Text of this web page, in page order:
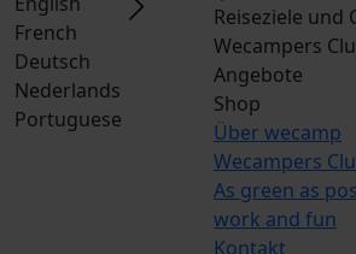
French
Deutsch
Nederlands
Portuguese
Reiseziele und
Wecampers
Angebote
Shop
Über wecamp
Wecampers
As green as
work and fun
Kontakt